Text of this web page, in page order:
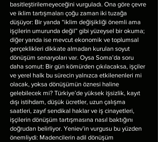
basitleştirilemeyeceğini vurguladı. Ona göre çevre
ve iklim tartışmaları çoğu zaman iki tuzağa
düşüyor: Bir yanda “iklim değişikliği önemli ama
işçilerin umurunda değil” gibi yüzeysel bir okuma;
diğer yanda ise mevcut ekonomik ve toplumsal
gerçeklikleri dikkate almadan kurulan soyut
dönüşüm senaryoları var.​ Oysa Soma’da soru
daha somut: Bir gün kömürden çıkılacaksa, işçiler
ve yerel halk bu sürecin yalnızca etkilenenleri mi
olacak, yoksa dönüşümün öznesi haline
gelebilecek mi? Türkiye’de yüksek işsizlik, kayıt
dışı istihdam, düşük ücretler, uzun çalışma
saatleri, zayıf sendikal haklar ve iş cinayetleri,
işçilerin dönüşüm tartışmasına nasıl baktığını
doğrudan belirliyor.​ Yeniev’in vurgusu bu yüzden
önemliydi: Madencilerin adil dönüşüm